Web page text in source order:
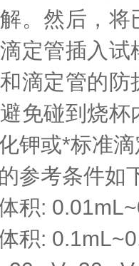
。然后，
定管插入
滴定管的
免碰到烧
钾或*标准
参考条件如
:
: